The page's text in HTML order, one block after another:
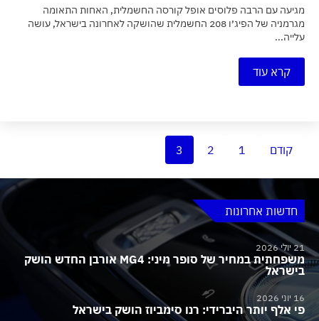
מגיעה עם הרבה פלוסים אופל קורסה החשמלית, האחות התאומה
מגרמניה של הפיג׳ו 208 החשמלית שהושקה לאחרונה בישראל, עושה
עלייה...
קרא עוד
קודם 1
2
3
חדשות אחרונות
21 יולי 2026
משפחתית במחיר של סופר מיני: MG4 אורבן החדש הושק
בישראל
16 יוני 2026
פי אלף יותר היברידי: רנו סימביוז הושק בישראל